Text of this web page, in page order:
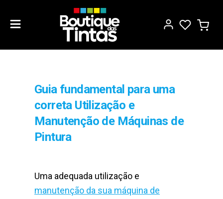
Guia fundamental para uma
correta Utilização e
Manutenção de Máquinas de
Pintura
Uma adequada utilização e
manutenção da sua máquina de